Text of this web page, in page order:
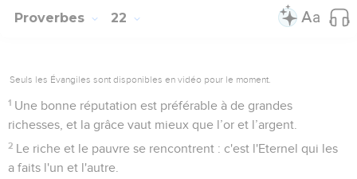
Proverbes 22
Seuls les Évangiles sont disponibles en vidéo pour le moment.
1 Une bonne réputation est préférable à de grandes
richesses, et la grâce vaut mieux que l’or et l’argent.
2 Le riche et le pauvre se rencontrent : c'est l'Eternel qui les
a faits l'un et l'autre.